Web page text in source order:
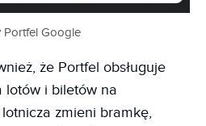
Portfel Google
że Portfel obsługuje
lotów i biletów na
zmieni bramkę,